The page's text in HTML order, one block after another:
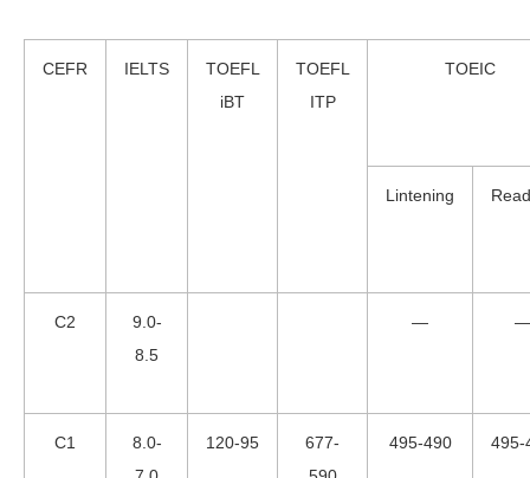
CEFR IELTS
TOEFL
iBT
TOEFL
ITP
TOEIC
Lintening
C2
9.0-
8.5
― ―
C1
8.0-
120-95
677-
495-490 495-